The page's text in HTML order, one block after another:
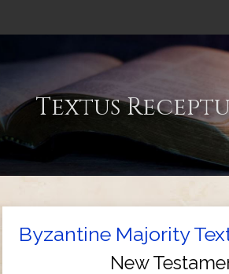
Textus
Byzantine Majority
New